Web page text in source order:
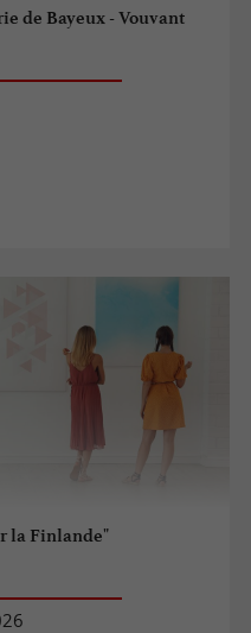
de Bayeux - Vouvant
la Finlande"